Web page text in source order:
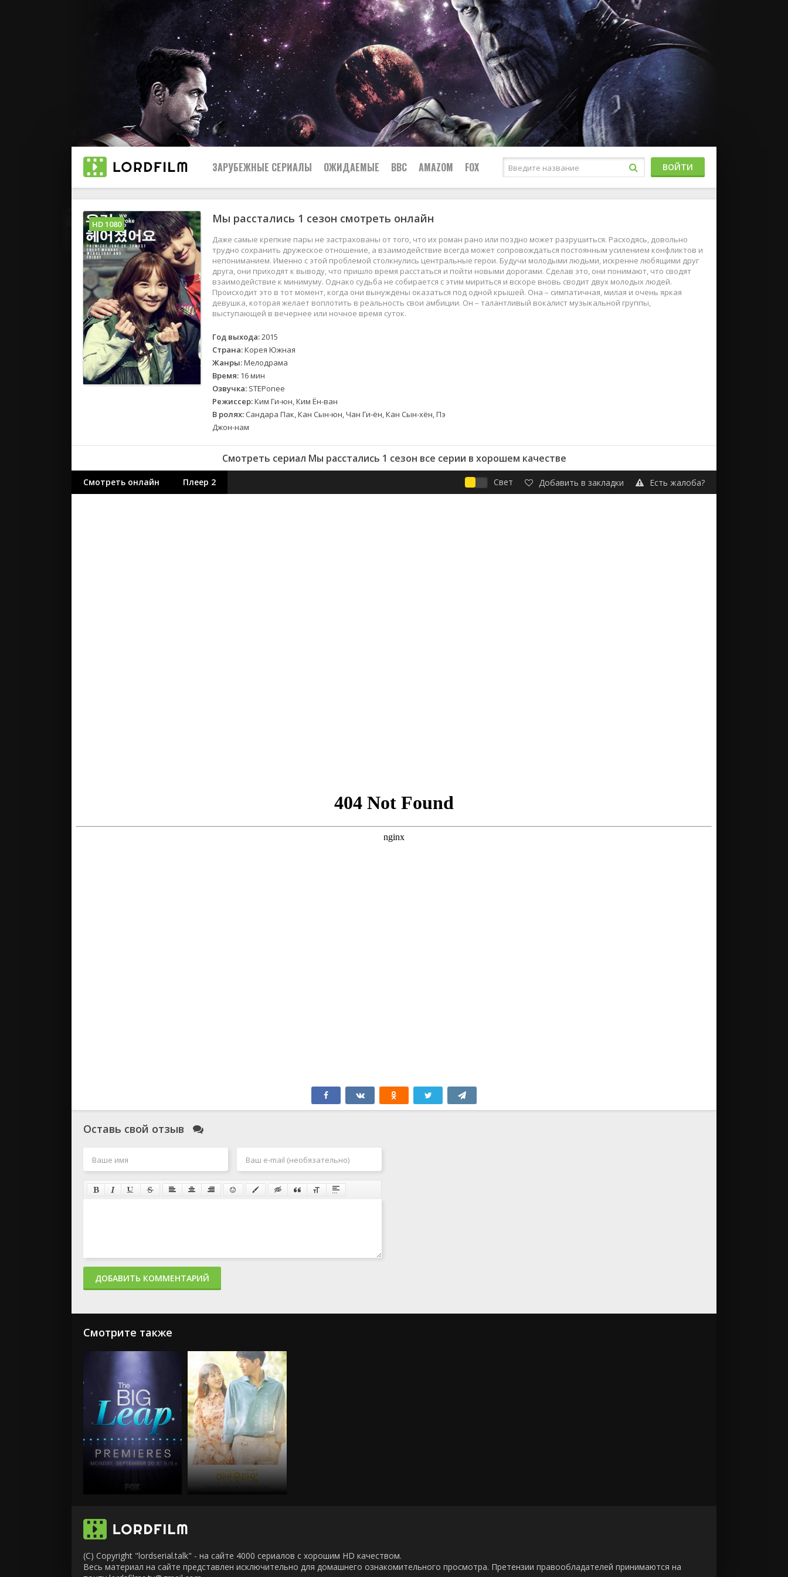
ЗАРУБЕЖНЫЕ СЕРИАЛЫ
Все
2019
2018
2017
Великобритания
Германия
Корея Южная
Канада
Индия
Франция
Боевики
Приключения
Детективы
Драмы
Исторические
Военные
Семейные
Спортивные
Вестерны
ОЖИДАЕМЫЕ BBC AMAZOM FOX ВОЙТИ
Мы расстались 1 сезон смотреть онлайн
Даже самые крепкие пары не застрахованы от того, что их роман рано или поздно может разрушиться. Расходясь, довольно
трудно сохранить дружеское отношение, а взаимодействие всегда может сопровождаться постоянным усилением конфликтов и
непониманием. Именно с этой проблемой столкнулись центральные герои. Будучи молодыми людьми, искренне любящими друг
друга, они приходят к выводу, что пришло время расстаться и пойти новыми дорогами. Сделав это, они понимают, что сводят
взаимодействие к минимуму. Однако судьба не собирается с этим мириться и вскоре вновь сводит двух молодых людей.
Происходит это в тот момент, когда они вынуждены оказаться под одной крышей. Она – симпатичная, милая и очень яркая
девушка, которая желает воплотить в реальность свои амбиции. Он – талантливый вокалист музыкальной группы,
выступающей в вечернее или ночное время суток.
Год выхода:2015
Страна:Корея Южная
Жанры:Мелодрама
Время: 16 мин
Озвучка: STEPonee
Режиссер:Ким Ги-юн, Ким Ён-ван
В ролях: Сандара Пак, Кан Сын-юн, Чан Ги-ён, Кан Сын-хён, Пэ
Джон-нам
HD 1080
Смотреть сериал Мы расстались 1 сезон все серии в хорошем качестве
Смотреть онлайн Плеер 2 Свет Добавить в закладки Есть жалоба?
Оставь свой отзыв
ДОБАВИТЬ КОММЕНТАРИЙ
Смотрите также
(C) Copyright "lordserial.talk" - на сайте 4000 сериалов с хорошим HD качеством.
Весь материал на сайте представлен исключительно для домашнего ознакомительного просмотра. Претензии правообладателей принимаются на